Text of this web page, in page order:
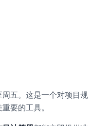
五。这是一个对项目规
要的工具。